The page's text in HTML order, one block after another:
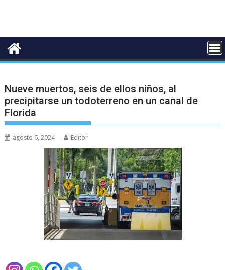
Nueve muertos, seis de ellos niños, al
precipitarse un todoterreno en un canal de
Florida
agosto 6, 2024 Editor